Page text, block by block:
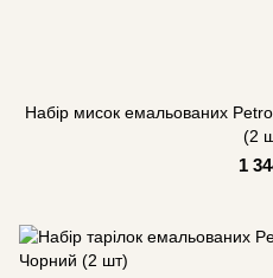
Набір мисок емальованих
(2
1